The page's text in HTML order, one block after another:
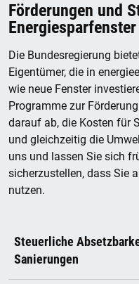
Förderungen und
Energiesparfenster
Die Bundesregierung
Eigentümer, die in
wie neue Fenster
Programme zur
darauf ab, die Kosten für
und gleichzeitig die
uns und lassen Sie sich
sicherzustellen, dass Sie
nutzen.
Steuerliche
Sanierungen